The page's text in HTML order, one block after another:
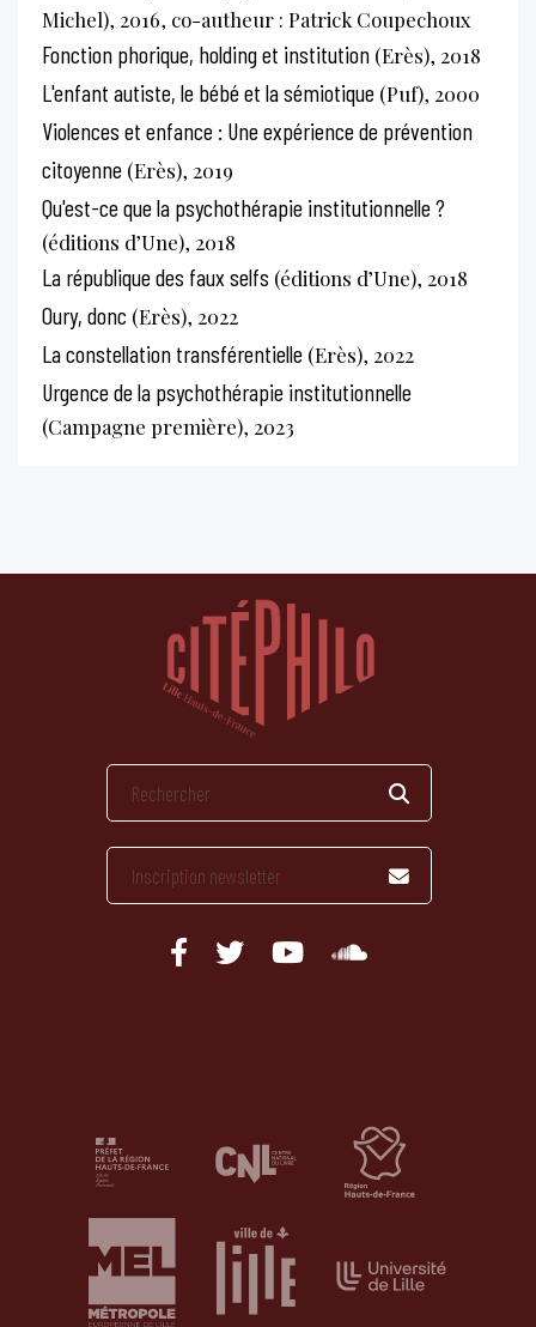
Michel), 2016, co-autheur : Patrick Coupechoux
Fonction phorique, holding et institution (Erès), 2018
L'enfant autiste, le bébé et la sémiotique (Puf), 2000
Violences et enfance : Une expérience de prévention
citoyenne (Erès), 2019
Qu'est-ce que la psychothérapie institutionnelle ?
(éditions d’Une), 2018
La république des faux selfs (éditions d’Une), 2018
Oury, donc (Erès), 2022
La constellation transférentielle (Erès), 2022
Urgence de la psychothérapie institutionnelle
(Campagne première), 2023